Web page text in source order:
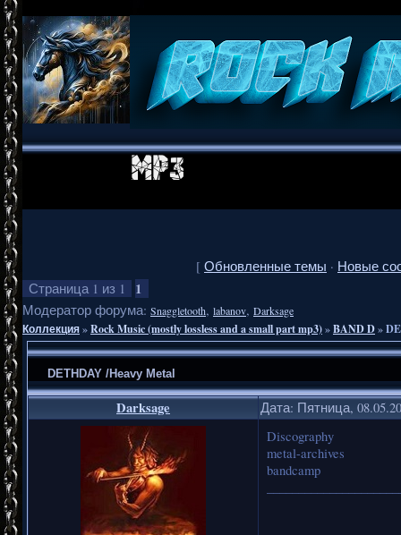
[ Обновленные темы · Новые
Страница 1 из 1 1
Модератор форума: Snaggletooth, labanov, Darksage
Коллекция»Rock Music (mostly lossless and a small part mp3)»BAND D»
DETHDAY /Heavy Metal
Darksage Дата: Пятница,
Discography
metal-archives
bandcamp